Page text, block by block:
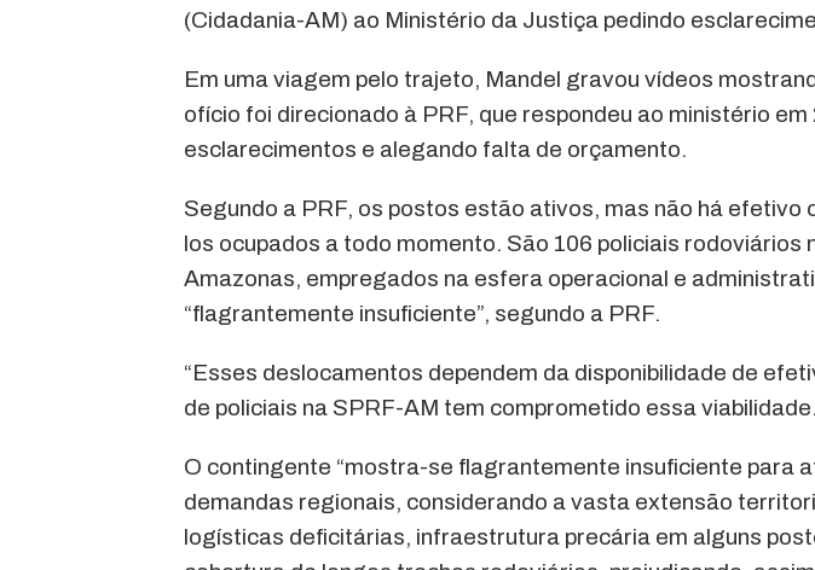
(Cidadania-AM) ao Ministério da Justiça pedindo
Em uma viagem pelo trajeto, Mandel gravou vídeos
ofício foi direcionado à PRF, que respondeu ao ministério
esclarecimentos e alegando falta de orçamento.
Segundo a PRF, os postos estão ativos, mas não há efetivo
los ocupados a todo momento. São 106 policiais rodoviários
Amazonas, empregados na esfera operacional e
“flagrantemente insuficiente”, segundo a PRF.
“Esses deslocamentos dependem da disponibilidade de
de policiais na SPRF-AM tem comprometido essa
O contingente “mostra-se flagrantemente insuficiente para
demandas regionais, considerando a vasta extensão
logísticas deficitárias, infraestrutura precária em alguns